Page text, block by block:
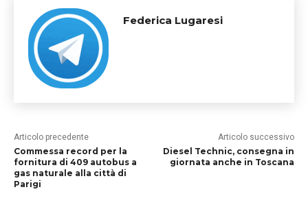
Federica Lugaresi
Articolo precedente
Commessa record per la
fornitura di 409 autobus a
gas naturale alla città di
Parigi
Articolo successivo
Diesel Technic, consegna in
giornata anche in Toscana